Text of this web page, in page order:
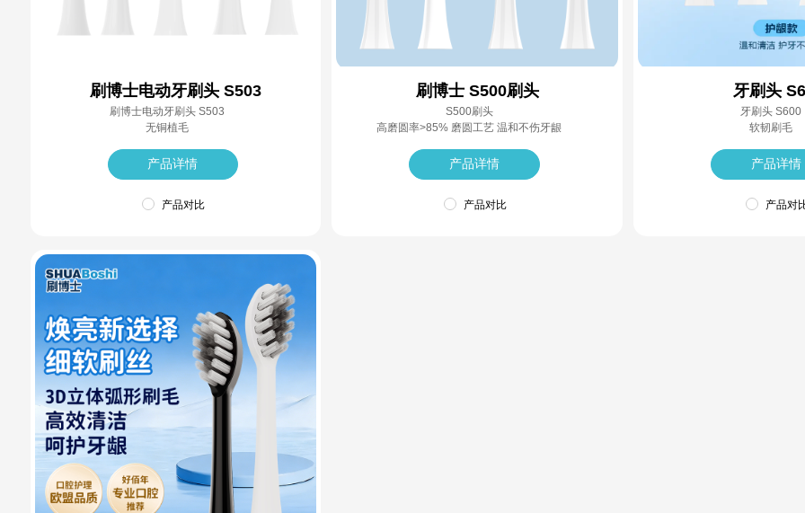
刷博士电动牙刷头 S503
刷博士电动牙刷头 S503
无铜植毛
产品详情
产品对比
刷博士 S500刷头
S500刷头
高磨圆率>85% 磨圆工艺 温和不伤牙龈
产品详情
产品对比
牙刷头
牙刷头 S600
软韧刷毛
产品详情
产品对